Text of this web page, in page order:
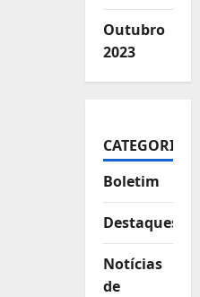
Outubro
2023
CATEGORIAS
Boletim
Destaques
Notícias
de